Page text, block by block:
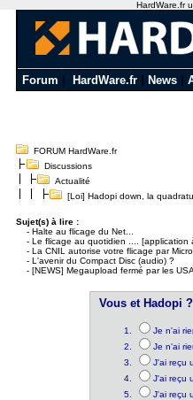
Forum HardWare.fr News
FORUM HardWare.fr
Discussions
Actualité
[Loi] Hadopi down, la
Sujet(s) à lire :
- Halte au flicage du Net...
- Le flicage au quotidien .... [application
- La CNIL autorise votre flicage par
- L'avenir du Compact Disc (audio) ?
- [NEWS] Megaupload fermé par les
Vous et Hadopi ?
Je n'ai
Je n'ai
J'ai reçu
J'ai reçu
J'ai reçu
HardWare.fr